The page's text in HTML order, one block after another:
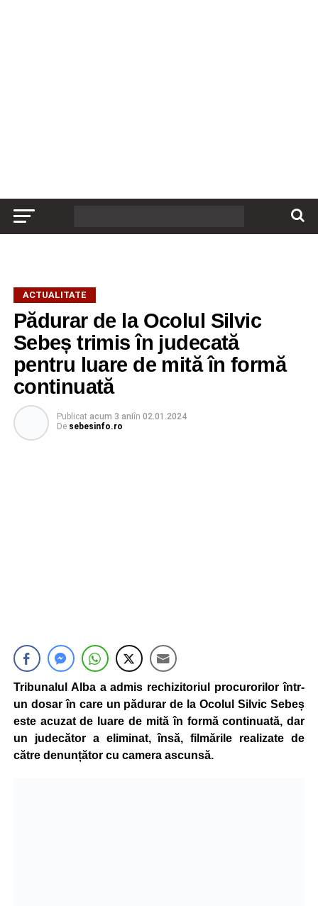
ACTUALITATE
Pădurar de la Ocolul Silvic
Sebeș trimis în judecată
pentru luare de mită în formă
continuată
Publicat acum 3 aniîn 02.01.2024
De sebesinfo.ro
Tribunalul Alba a admis rechizitoriul procurorilor într-
un dosar în care un pădurar de la Ocolul Silvic Sebeș
este acuzat de luare de mită în formă continuată, dar
un judecător a eliminat, însă, filmările realizate de
către denunțător cu camera ascunsă.